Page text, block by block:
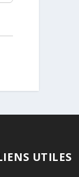
UTILES